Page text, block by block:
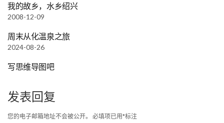
我的故乡，水乡绍兴
2008-12-09
周末从化温泉之旅
2024-08-26
写思维导图吧
发表回复
您的电子邮箱地址不会被公开。 必填项已用*标注